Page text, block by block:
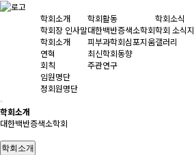
학회소개
학회장 인사말
학회소개
연혁
회칙
임원명단
정회원명단
학회활동
대한백반증색소학회
피부과학회심포지움
최신학회동향
주관연구
학회소식
학회 소식지
갤러리
학회소개
대한백반증색소학회
학회소개